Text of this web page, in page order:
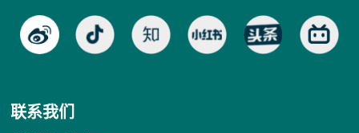
联系我们